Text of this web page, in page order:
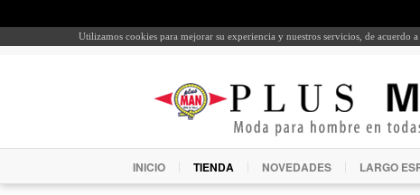
Utilizamos cookies para mejorar su experiencia y nuestros servicios, de acuerdo
INICIO TIENDA NOVEDADES LARGO